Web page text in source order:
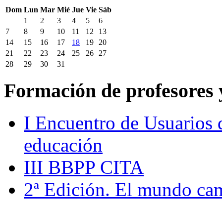
Dom Lun Mar Mié Jue Vie Sáb
1
2 3 4 5
6
7
8 9 10 11 12
13
14
15 16 17 18 19
20
21
22 23 24 25 26
27
28
29 30 31
Formación de profesores
I Encuentro de Usuarios
educación
III BBPP CITA
2ª Edición. El mundo